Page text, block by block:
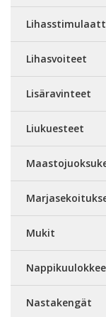
Lihasvoiteet
Lisäravinteet
Liukuesteet
Mukit
Nastakengät